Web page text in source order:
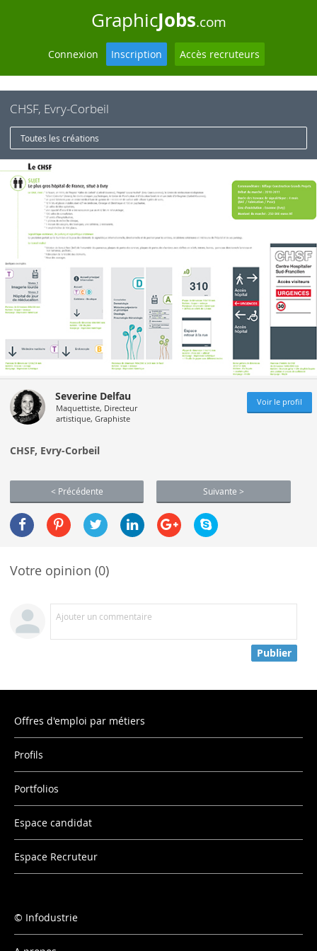
GraphicJobs.com
Connexion Inscription Accès recruteurs
CHSF, Evry-Corbeil
Toutes les créations
Severine Delfau
Maquettiste, Directeur
artistique, Graphiste
Voir le profil
CHSF, Evry-Corbeil
< Précédente Suivante >
Votre opinion (0)
Ajouter un commentaire
Publier
Offres d'emploi par métiers
Profils
Portfolios
Espace candidat
Espace Recruteur
Infodustrie